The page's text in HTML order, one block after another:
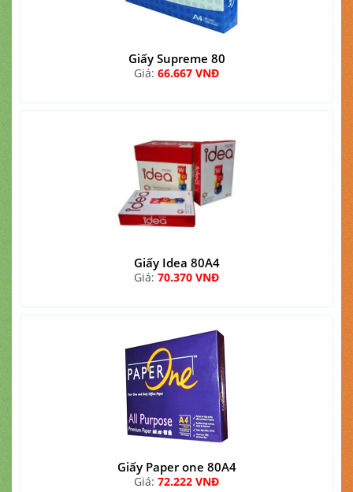
Giấy Supreme 80
Giá: 66.667 VNĐ
Giấy Idea 80A4
Giá: 70.370 VNĐ
Giấy Paper one 80A4
Giá: 72.222 VNĐ